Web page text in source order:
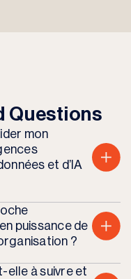
Questions
mon
et d’IA
puissance de
?
elle à suivre et